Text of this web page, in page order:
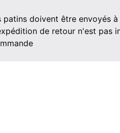
patins doivent être envoyés
de retour n'est pas